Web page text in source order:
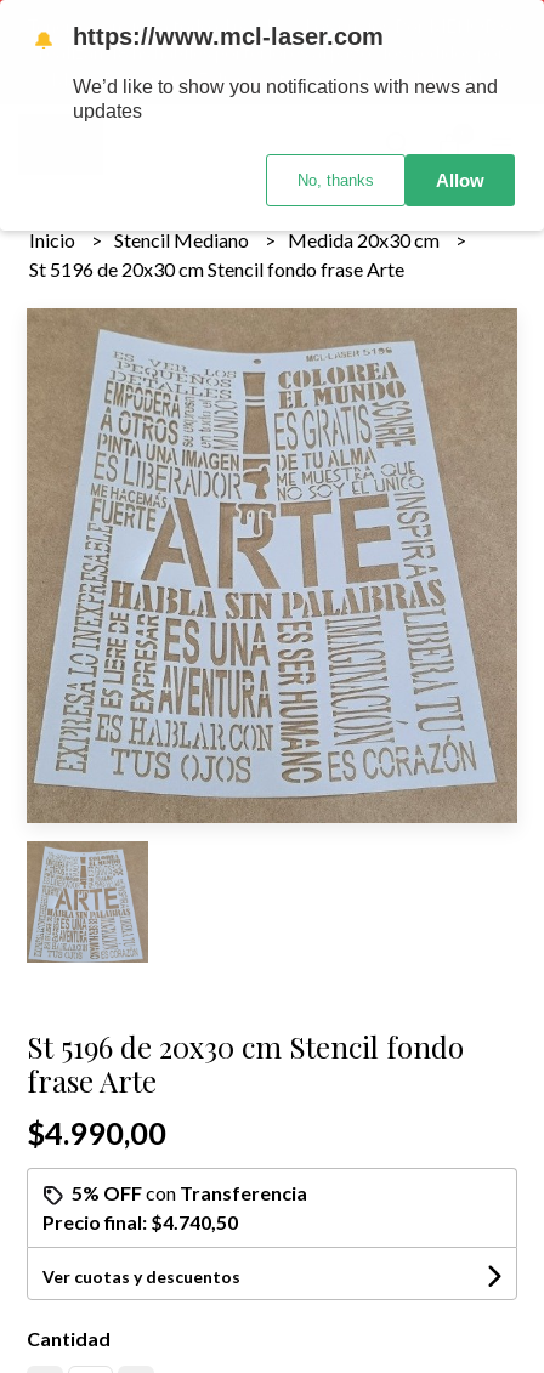
Tenemos envios a todo el pais!........ Los envios Por MENOR se
realizan 48 hs habiles porteriores al pago , los pedidos por
MAYOR se envian 7 dias posteriores al pago del pedido
Inicio Stencil Mediano
Medida 20x30 cm
St 5196 de 20x30 cm Stencil fondo frase Arte
St 5196 de 20x30 cm Stencil fondo
frase Arte
$4.990,00
5% OFFcon Transferencia
Precio final: $4.740,50
Ver cuotas y descuentos
Cantidad
🔔 https://www.mcl-laser.com
We’d like to show you notifications with news and
updates
No, thanks Allow